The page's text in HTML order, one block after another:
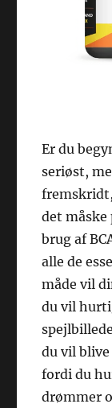
Er du
seriøst,
fremskridt,
det måske
brug af
alle de
måde vil
du vil
du vil
fordi du
drømmer